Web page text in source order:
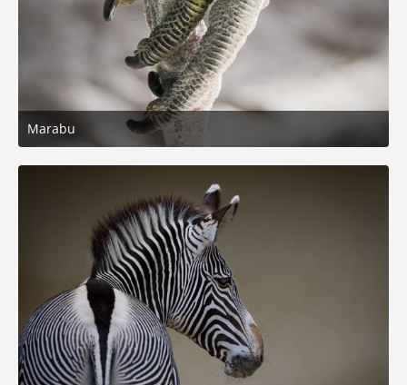
Marabu
28. November 2025 um 16:51
6